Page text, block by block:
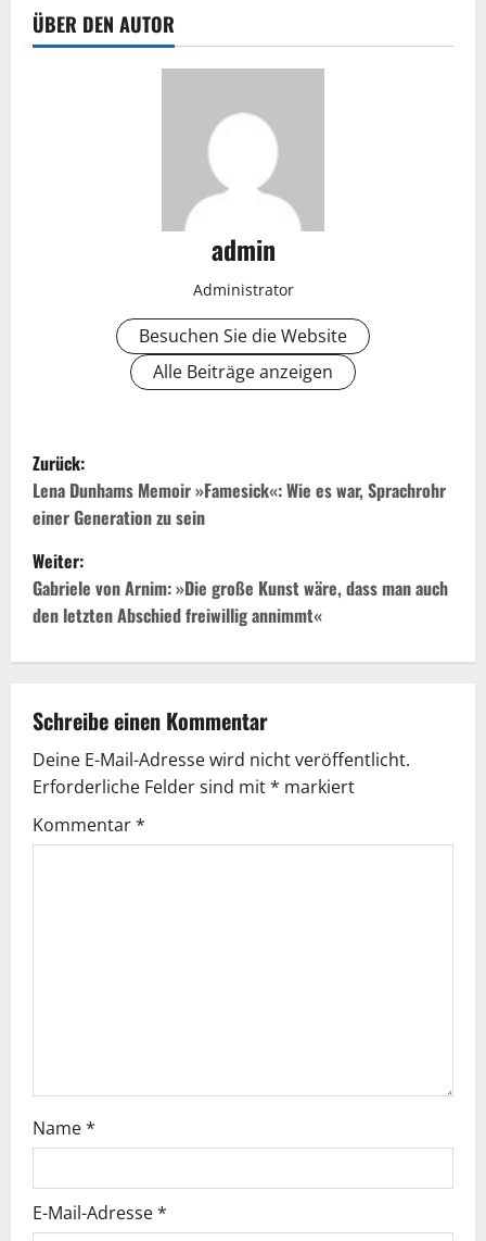
ÜBER DEN AUTOR
admin
Administrator
Besuchen Sie die Website
Alle Beiträge anzeigen
B
e
i
t
r
g
s
n
t
i
o
n
Zurück:
Lena Dunhams Memoir »Famesick«: Wie es war, Sprachrohr
einer Generation zu sein
Weiter:
Gabriele von Arnim: »Die große Kunst wäre, dass man auch
den letzten Abschied freiwillig annimmt«
Schreibe einen Kommentar
Deine E-Mail-Adresse wird nicht veröffentlicht.
Erforderliche Felder sind mit* markiert
Kommentar*
Name*
E-Mail-Adresse*